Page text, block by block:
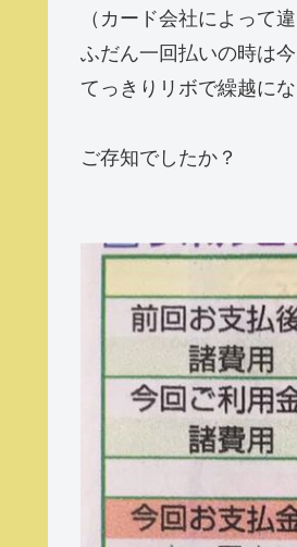
（カード会社によって
ふだん一回払いの時は
てっきりリボで繰越に
ご存知でしたか？